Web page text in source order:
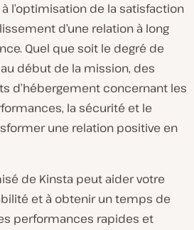
l’optimisation de la satisfaction
d’une relation à long
Quel que soit le degré de
début de la mission, des
d’hébergement concernant les
la sécurité et le
une relation positive en
de Kinsta peut aider votre
et à obtenir un temps de
performances rapides et